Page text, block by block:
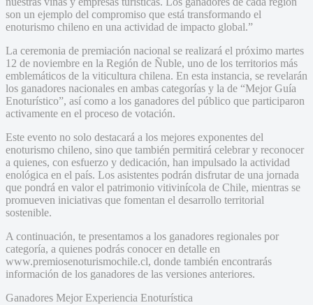
son un ejemplo del compromiso que está transformando el
enoturismo chileno en una actividad de impacto global.”
La ceremonia de premiación nacional se realizará el próximo martes
12 de noviembre en la Región de Ñuble, uno de los territorios más
emblemáticos de la viticultura chilena. En esta instancia, se revelarán
los ganadores nacionales en ambas categorías y la de “Mejor Guía
Enoturístico”, así como a los ganadores del público que participaron
activamente en el proceso de votación.
Este evento no solo destacará a los mejores exponentes del
enoturismo chileno, sino que también permitirá celebrar y reconocer
a quienes, con esfuerzo y dedicación, han impulsado la actividad
enológica en el país. Los asistentes podrán disfrutar de una jornada
que pondrá en valor el patrimonio vitivinícola de Chile, mientras se
promueven iniciativas que fomentan el desarrollo territorial
sostenible.
A continuación, te presentamos a los ganadores regionales por
categoría, a quienes podrás conocer en detalle en
www.premiosenoturismochile.cl, donde también encontrarás
información de los ganadores de las versiones anteriores.
Ganadores Mejor Experiencia Enoturística